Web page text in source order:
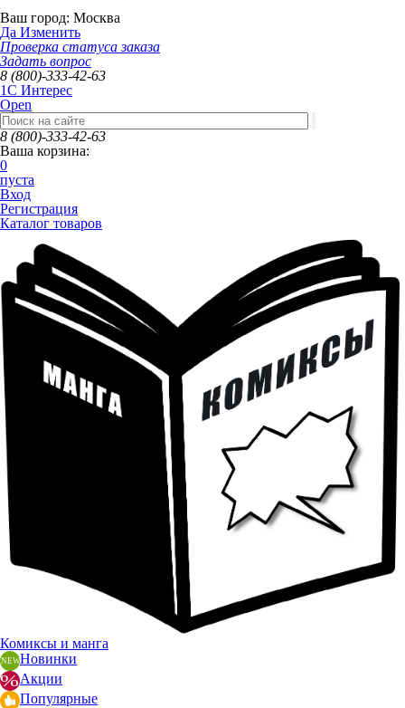
Ваш город: Москва
Да Изменить
Проверка статуса заказа
Задать вопрос
8 (800)-333-42-63
1C Интерес
Open
8 (800)-333-42-63
Ваша корзина:
0
пуста
Вход
Регистрация
Каталог товаров
Комиксы и манга
Новинки
Акции
Популярные